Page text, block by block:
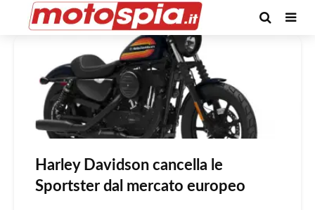
Tag -crisi harley
Harley Davidson cancella le
Sportster dal mercato europeo